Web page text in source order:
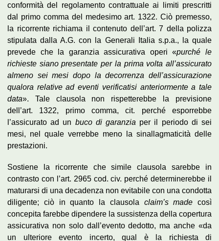
conformità del regolamento contrattuale ai limiti prescritti
dal primo comma del medesimo art. 1322. Ciò premesso,
la ricorrente richiama il contenuto dell’art. 7 della polizza
stipulata dalla A.G. con la Generali Italia s.p.a., la quale
prevede che la garanzia assicurativa operi «purché le
richieste siano presentate per la prima volta all’assicurato
almeno sei mesi dopo la decorrenza dell’assicurazione
qualora relative ad eventi verificatisi anteriormente a tale
data». Tale clausola non rispetterebbe la previsione
dell’art. 1322, primo comma, cit. perché esporrebbe
l’assicurato ad un buco di garanzia per il periodo di sei
mesi, nel quale verrebbe meno la sinallagmaticità delle
prestazioni.
Sostiene la ricorrente che simile clausola sarebbe in
contrasto con l’art. 2965 cod. civ. perché determinerebbe il
maturarsi di una decadenza non evitabile con una condotta
diligente; ciò in quanto la clausola claim’s made così
concepita farebbe dipendere la sussistenza della copertura
assicurativa non solo dall’evento dedotto, ma anche «da
un ulteriore evento incerto, qual è la richiesta di